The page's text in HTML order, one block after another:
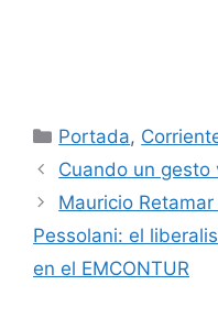
Categorías
Portada,
Cuando un gesto
Mauricio
Pessolani: el
en el EMCONTUR